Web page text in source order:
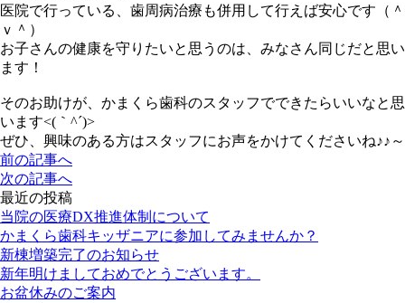
医院で行っている、歯周病治療も併用して行えば安心です（＾
ｖ＾）
お子さんの健康を守りたいと思うのは、みなさん同じだと思い
ます！
そのお助けが、かまくら歯科のスタッフでできたらいいなと思
います<(｀^´)>
ぜひ、興味のある方はスタッフにお声をかけてくださいね♪♪～
前の記事へ
次の記事へ
最近の投稿
当院の医療DX推進体制について
かまくら歯科キッザニアに参加してみませんか？
新棟増築完了のお知らせ
新年明けましておめでとうございます。
お盆休みのご案内